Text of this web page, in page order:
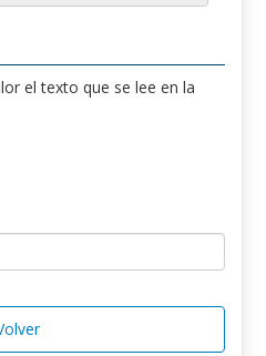
el texto que se lee en la